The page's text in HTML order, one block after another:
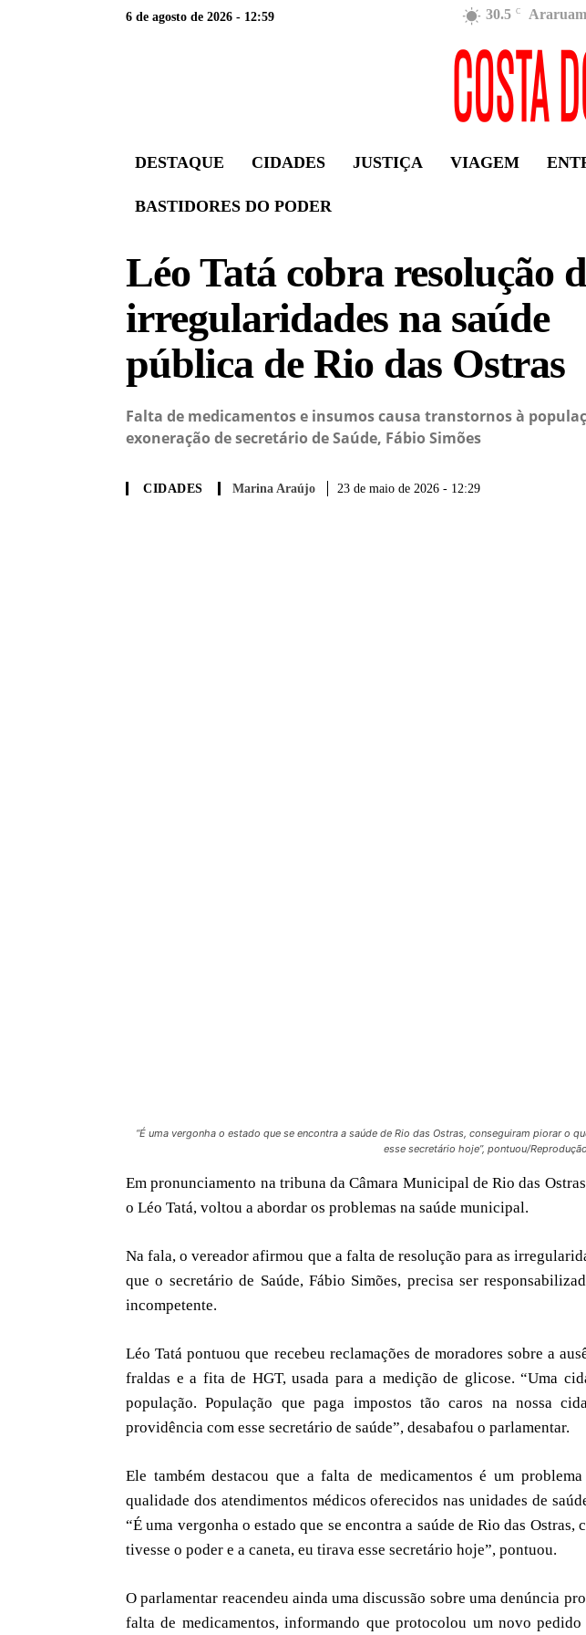
6 de agosto de 2026 - 12:59 30.5 C
DESTAQUE CIDADES JUSTIÇA VIAGEM
BASTIDORES DO PODER
Léo Tatá cobra resolução
irregularidades na saúde
pública de Rio das Ostras
Falta de medicamentos e insumos causa transtornos à
exoneração de secretário de Saúde, Fábio Simões
CIDADES Marina Araújo 23 de maio de 2026 - 12:29
“É uma vergonha o estado que se encontra a saúde de Rio das Ostras, conseguiram piorar o
esse secretário hoje”, pontuou/Reprodução
Em pronunciamento na tribuna da Câmara Municipal de Rio das
o Léo Tatá, voltou a abordar os problemas na saúde municipal.
Na fala, o vereador afirmou que a falta de resolução para as
que o secretário de Saúde, Fábio Simões, precisa ser
incompetente.
Léo Tatá pontuou que recebeu reclamações de moradores sobre a
fraldas e a fita de HGT, usada para a medição de glicose. “Uma
população. População que paga impostos tão caros na nossa
providência com esse secretário de saúde”, desabafou o parlamentar.
Ele também destacou que a falta de medicamentos é um
qualidade dos atendimentos médicos oferecidos nas unidades de
“É uma vergonha o estado que se encontra a saúde de Rio das
tivesse o poder e a caneta, eu tirava esse secretário hoje”, pontuou.
O parlamentar reacendeu ainda uma discussão sobre uma denúncia
falta de medicamentos, informando que protocolou um novo